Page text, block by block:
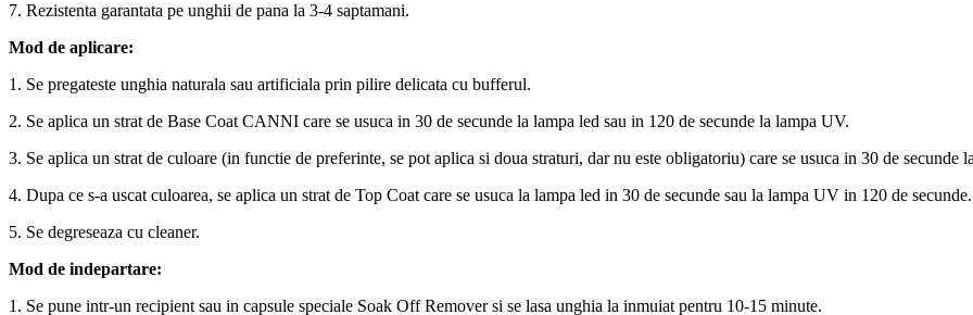
7. Rezistenta garantata pe unghii de pana la 3-4 saptamani.
Mod de aplicare:
1. Se pregateste unghia naturala sau artificiala prin pilire delicata cu bufferul.
2. Se aplica un strat de Base Coat CANNI care se usuca in 30 de secunde la lampa led sau in 120 de secunde la lampa UV.
3. Se aplica un strat de culoare (in functie de preferinte, se pot aplica si doua straturi, dar nu este obligatoriu) care se usuca in 30 de secunde
4. Dupa ce s-a uscat culoarea, se aplica un strat de Top Coat care se usuca la lampa led in 30 de secunde sau la lampa UV in 120 de secunde.
5. Se degreseaza cu cleaner.
Mod de indepartare:
1. Se pune intr-un recipient sau in capsule speciale Soak Off Remover si se lasa unghia la inmuiat pentru 10-15 minute.